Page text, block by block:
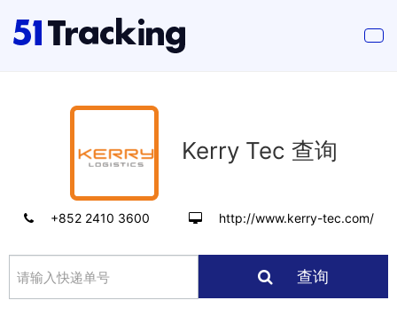
Kerry Tec 查询
+852 2410 3600 http://www.kerry-tec.com/
查询